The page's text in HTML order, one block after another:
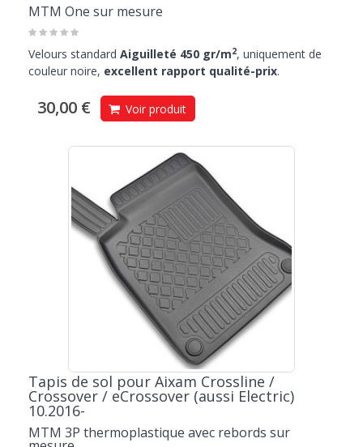
MTM One sur mesure
Velours standard Aiguilleté 450 gr/m2, uniquement de
couleur noire, excellent rapport qualité-prix.
30,00 € Voir produit
Tapis de sol pour Aixam Crossline /
Crossover / eCrossover (aussi Electric)
10.2016-
MTM 3P thermoplastique avec rebords sur